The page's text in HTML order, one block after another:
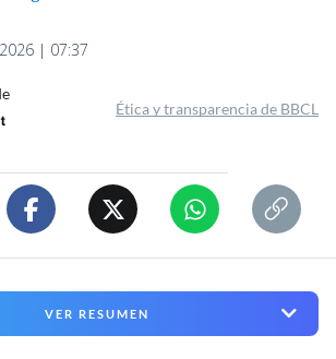
| 07:37
Ética y transparencia de BBCL
VER RESUMEN